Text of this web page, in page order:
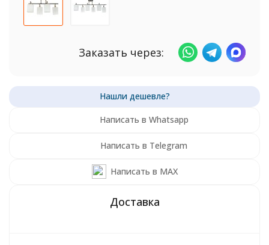
Заказать через:
Написать в Whatsapp
Написать в Telegram
Написать в MAX